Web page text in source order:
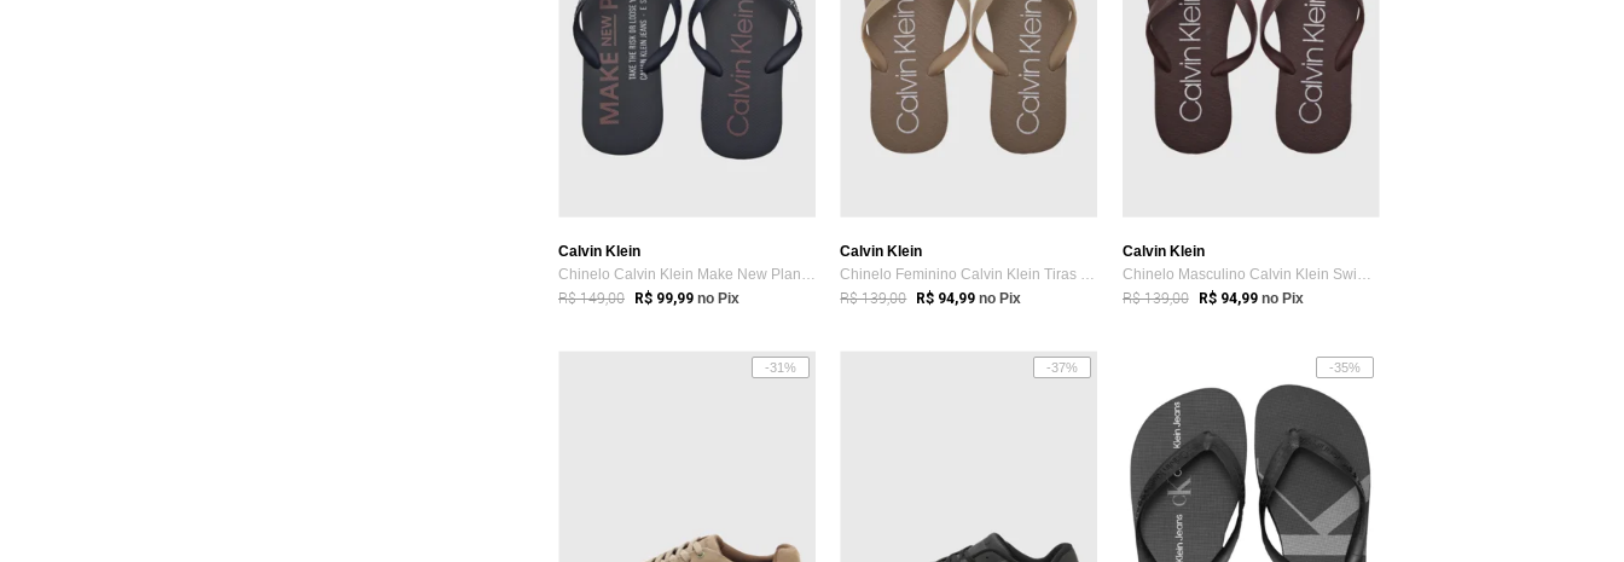
Calvin Klein
Chinelo Calvin Klein Make New Planes Azul Escuro
R$ 149,00 R$ 99,99 no Pix
Calvin Klein
Chinelo Feminino Calvin Klein Tiras Bege
R$ 139,00 R$ 94,99 no Pix
Calvin Klein
Chinelo Masculino Calvin Klein Swim Vinho
R$ 139,00 R$ 94,99 no Pix
-31% -37% -35%